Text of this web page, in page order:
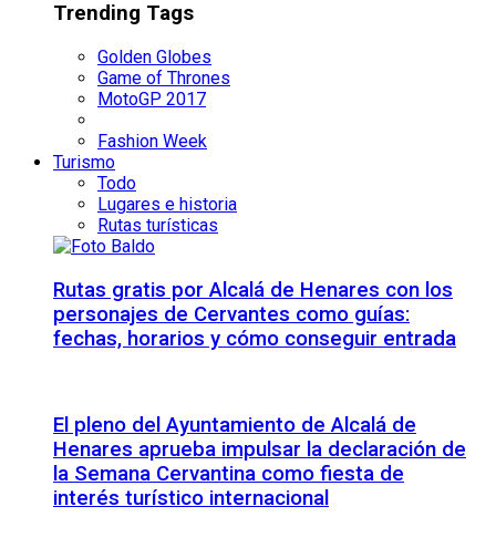
Trending Tags
Golden Globes
Game of Thrones
MotoGP 2017
Fashion Week
Turismo
Todo
Lugares e historia
Rutas turísticas
Rutas gratis por Alcalá de Henares con los
personajes de Cervantes como guías:
fechas, horarios y cómo conseguir entrada
El pleno del Ayuntamiento de Alcalá de
Henares aprueba impulsar la declaración de
la Semana Cervantina como fiesta de
interés turístico internacional